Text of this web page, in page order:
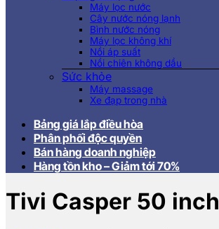
Máy lọc nước
Cây nước nóng lạnh
Bình nước nóng
Máy lọc không khí
Nồi áp suất
Nồi chiên không dầu
Sức khỏe
Máy massage
Xe đạp trong nhà
Bảng giá lắp điều hòa
Phân phối độc quyền
Bán hàng doanh nghiệp
Hàng tồn kho – Giảm tới 70%
Tivi Casper 50 inch